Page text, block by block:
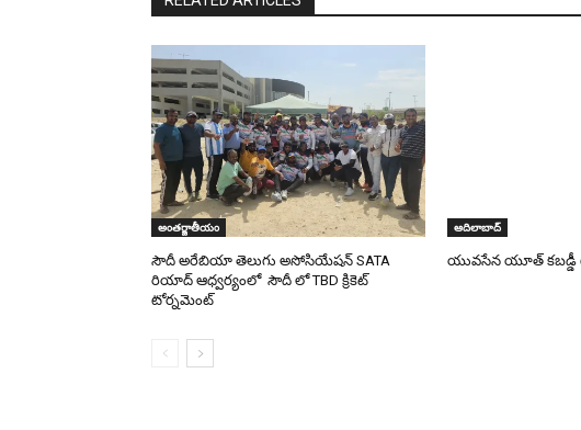
అంతర్జాతీయం
సౌదీ అరేబియా తెలుగు అసోసియేషన్ SATA
రియాద్ ఆధ్వర్యంలో సౌదీ లో TBD క్రికెట్
టోర్నమెంట్
ఆదిలాబాద్
యువసేన యూత్ కబడ్డీ